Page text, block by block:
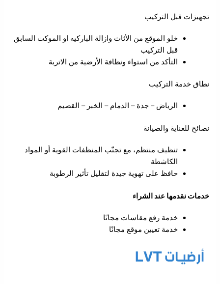
تجهيزات قبل التركيب
خلو الموقع من الأثاث وازالة الباركيه او الموكت السابق
قبل التركيب
التأكد من استواء ونظافة الأرضية من الاتربة
نطاق خدمة التركيب
الرياض – جدة – الدمام – الخبر – القصيم
نصائح للعناية والصيانة
تنظيف منتظم، مع تجنّب المنظفات القوية أو المواد
الكاشطة
حافظ على تهوية جيدة لتقليل تأثير الرطوبة
خدمات نقدمها عند الشراء
خدمة رفع مقاسات مجانًا
خدمة تعيين موقع مجانًا